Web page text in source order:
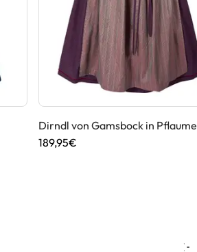
Dirndl von Gamsbock in Pflaume
189,95€